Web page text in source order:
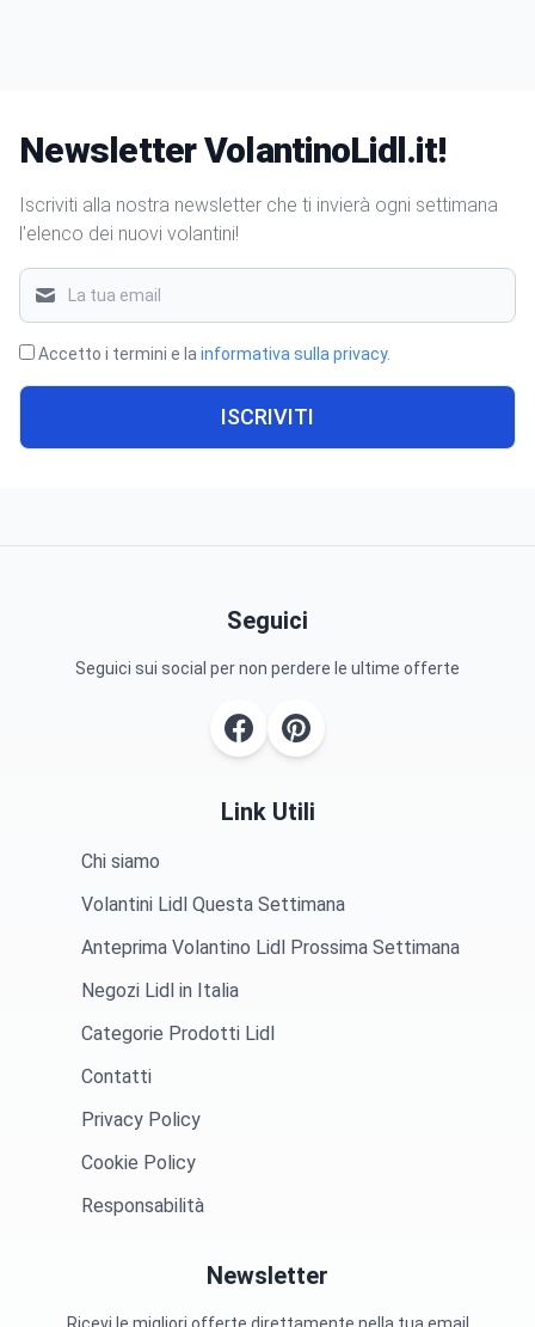
Newsletter VolantinoLidl.it!
Iscriviti alla nostra newsletter che ti invierà ogni settimana
l'elenco dei nuovi volantini!
Accetto i termini e lainformativa sulla privacy.
ISCRIVITI
Seguici
Seguici sui social per non perdere le ultime offerte
Link Utili
Chi siamo
Volantini Lidl Questa Settimana
Anteprima Volantino Lidl Prossima Settimana
Negozi Lidl in Italia
Categorie Prodotti Lidl
Contatti
Privacy Policy
Cookie Policy
Responsabilità
Newsletter